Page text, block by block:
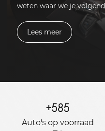
weten waar we je
Lees meer
+585
Auto's op voorraad